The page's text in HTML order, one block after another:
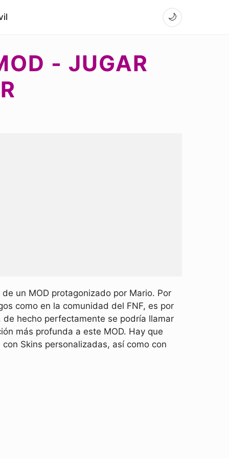
🌙
- JUGAR
un MOD protagonizado por Mario. Por
como en la comunidad del FNF, es por
de hecho perfectamente se podría llamar
más profunda a este MOD. Hay que
Skins personalizadas, así como con